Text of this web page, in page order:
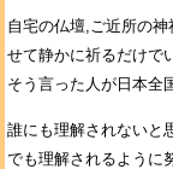
自宅の仏壇,ご近所の
せて静かに祈るだけで
そう言った人が日本全
誰にも理解されないと
でも理解されるように